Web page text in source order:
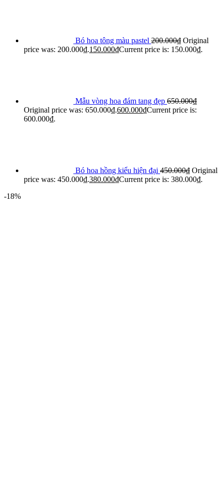
Bó hoa tông màu pastel 200.000₫ Original
price was: 200.000₫.150.000₫Current price is: 150.000₫.
Mẫu vòng hoa đám tang đẹp 650.000₫
Original price was: 650.000₫.600.000₫Current price is:
600.000₫.
Bó hoa hồng kiểu hiện đại 450.000₫ Original
price was: 450.000₫.380.000₫Current price is: 380.000₫.
-18%